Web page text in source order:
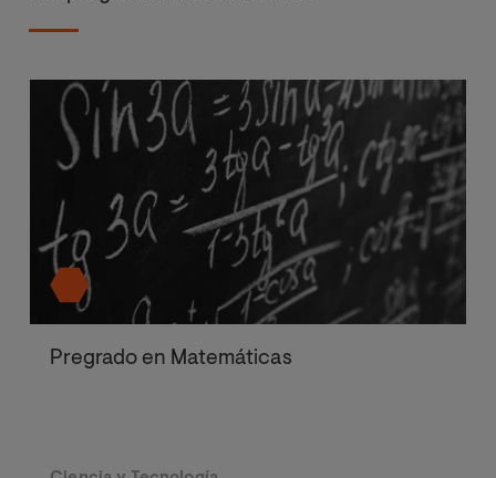
Pregrado en Matemáticas